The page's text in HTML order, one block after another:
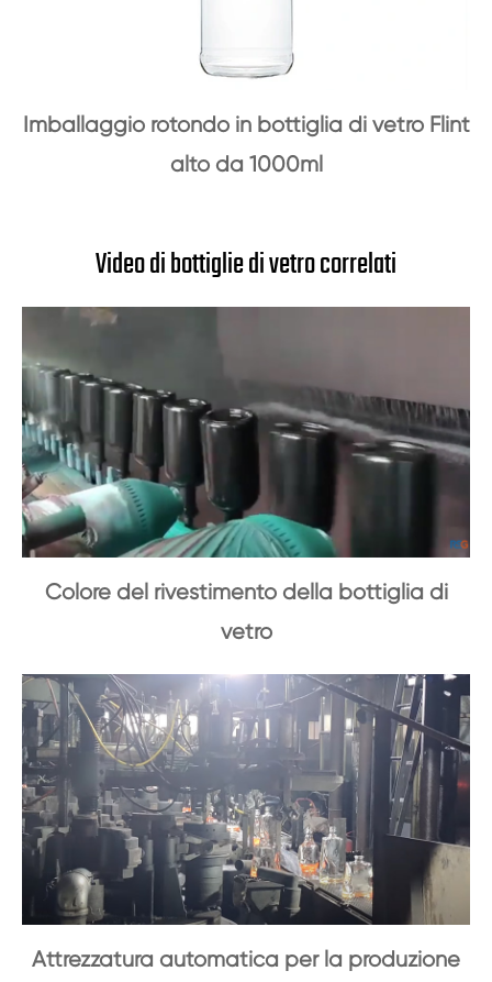
Imballaggio rotondo in bottiglia di vetro Flint
alto da 1000ml
Video di bottiglie di vetro correlati
Colore del rivestimento della bottiglia di
vetro
Attrezzatura automatica per la produzione